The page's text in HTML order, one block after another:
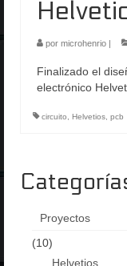
por microhenrio
Finalizado el
electrónico
circuito, Helvetios, pcb
Proyectos
(10)
Helvetios